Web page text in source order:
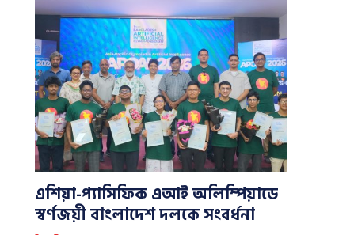
এশিয়া-প্যাসিফিক এআই অলিম্পিয়াডে
স্বর্ণজয়ী বাংলাদেশ দলকে সংবর্ধনা